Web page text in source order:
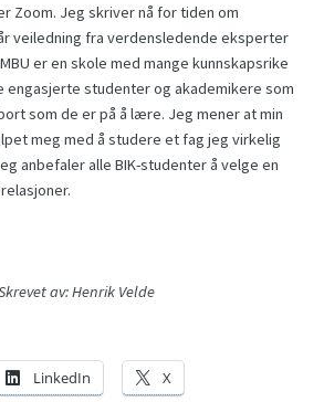
Zoom. Jeg skriver nå for tiden om
veiledning fra verdensledende eksperter
er en skole med mange kunnskapsrike
studenter og akademikere som
som de er på å lære. Jeg mener at min
meg med å studere et fag jeg virkelig
anbefaler alle BIK-studenter å velge en
av: Henrik Velde
LinkedIn X